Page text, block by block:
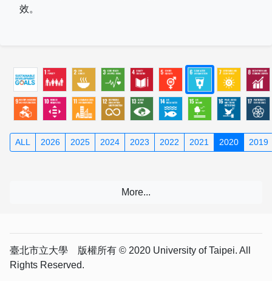
效。
ALL 2026 2025 2024 2023 2022 2021 2020 2019
臺北市立大學 版權所有 © 2020 University of Taipei. All
Rights Reserved.